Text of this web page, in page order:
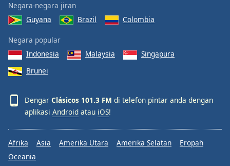
Close
Modal
Dialog
End
dialog
window.
Negara-negara jiran
Guyana
Brazil Colombia
Negara popular
Indonesia
Malaysia
Singapura
Brunei
Dengar Clásicos 101.3 FM di telefon pintar anda dengan
aplikasi Android atau iOS!
Afrika Asia Amerika Utara Amerika Selatan
Eropah
Oceania